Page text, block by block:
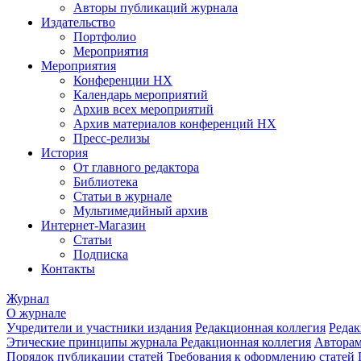
Авторы публикаций журнала
Издательство
Портфолио
Мероприятия
Мероприятия
Конференции НХ
Календарь мероприятий
Архив всех мероприятий
Архив материалов конференций НХ
Пресс-релизы
История
От главного редактора
Библиотека
Статьи в журнале
Мультимедийный архив
Интернет-Магазин
Статьи
Подписка
Контакты
Журнал
О журнале
Учредители и участники издания Редакционная коллегия
Этические принципы журнала Редакционная коллегия
Порядок публикации статей Требования к оформлению статей